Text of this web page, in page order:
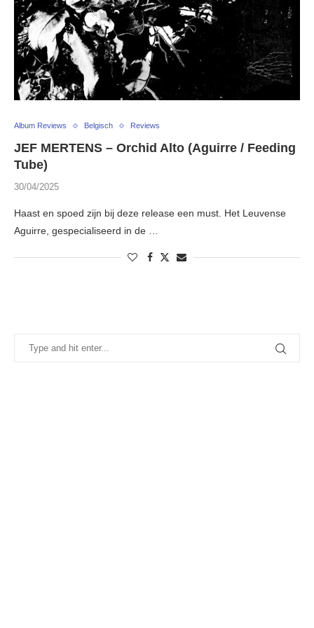
Album Reviews Belgisch Reviews
JEF MERTENS – Orchid Alto (Aguirre / Feeding
Tube)
30/04/2025
Haast en spoed zijn bij deze release een must. Het Leuvense
Aguirre, gespecialiseerd in de …